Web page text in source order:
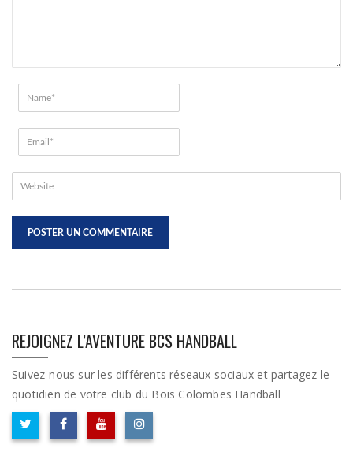
REJOIGNEZ L’AVENTURE BCS HANDBALL
Suivez-nous sur les différents réseaux sociaux et partagez le
quotidien de votre club du Bois Colombes Handball